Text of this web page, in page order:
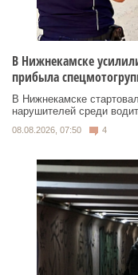
В Нижнекамске
прибыла
В Нижнекамске
нарушителей среди
08.08.2026, 07:50 4